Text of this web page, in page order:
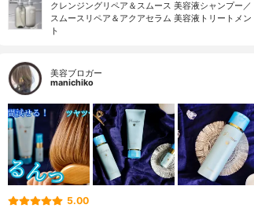
クレンジングリペア＆スムース 美容液シャンプー／
スムースリペア＆アクアセラム 美容液トリートメン
ト
美容ブロガー
manichiko
5.00